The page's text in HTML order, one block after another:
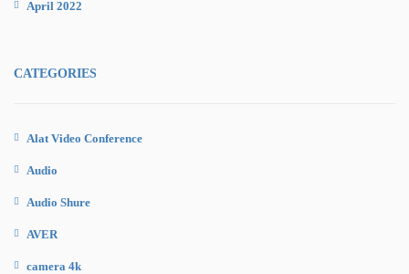
April 2022
CATEGORIES
Alat Video Conference
Audio
Audio Shure
AVER
camera 4k